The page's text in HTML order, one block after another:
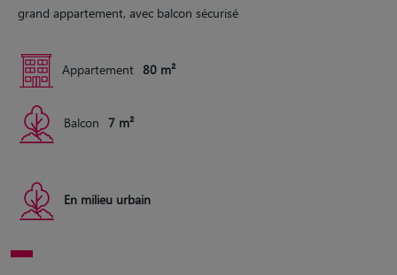
grand appartement, avec balcon sécurisé
Appartement 80 m²
Balcon 7 m²
En milieu urbain